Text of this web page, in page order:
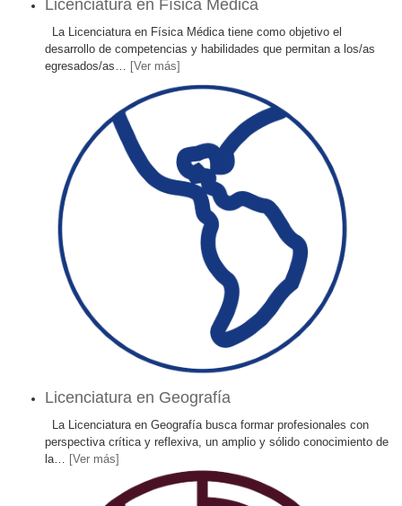
Licenciatura en Física Médica
La Licenciatura en Física Médica tiene como objetivo el
desarrollo de competencias y habilidades que permitan a los/as
egresados/as
[Ver más]
Licenciatura en Geografía
La Licenciatura en Geografía busca formar profesionales con
perspectiva crítica y reflexiva, un amplio y sólido conocimiento de
la
[Ver más]